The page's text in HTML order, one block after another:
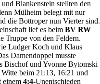
Blankenstein stellten den
Mülheim belegt mit nur
die Bottroper nun Vierter sind.
lief es beim BV RW
Truppe von den Feldern.
Ludger Koch und Klaus
Damendoppel musste
Bischof und Yvonne Bytomski
beim 21:13, 16:21 und
einem 4:4-Unentschieden